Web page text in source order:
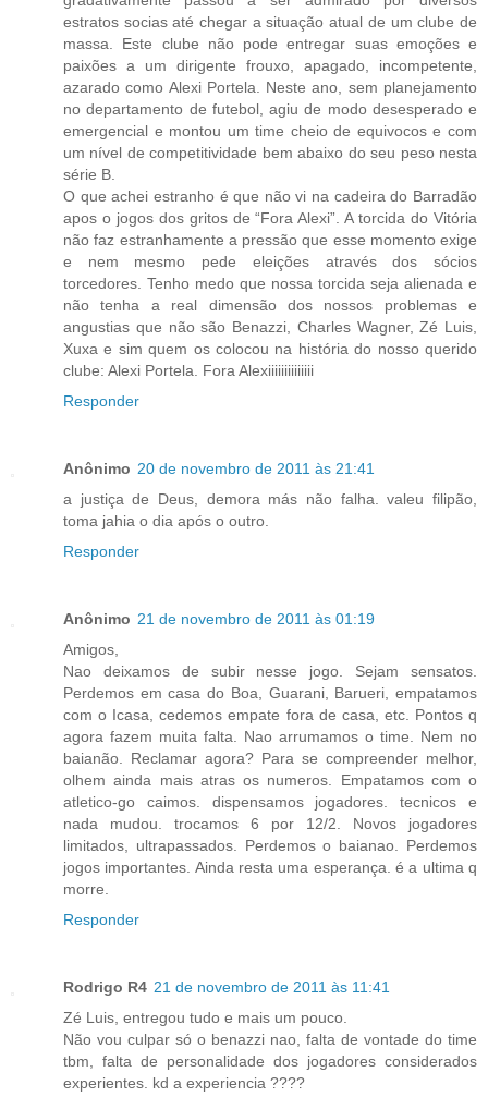
estratos socias até chegar a situação atual de um clube de
massa. Este clube não pode entregar suas emoções e
paixões a um dirigente frouxo, apagado, incompetente,
azarado como Alexi Portela. Neste ano, sem planejamento
no departamento de futebol, agiu de modo desesperado e
emergencial e montou um time cheio de equivocos e com
um nível de competitividade bem abaixo do seu peso nesta
série B.
O que achei estranho é que não vi na cadeira do Barradão
apos o jogos dos gritos de “Fora Alexi”. A torcida do Vitória
não faz estranhamente a pressão que esse momento exige
e nem mesmo pede eleições através dos sócios
torcedores. Tenho medo que nossa torcida seja alienada e
não tenha a real dimensão dos nossos problemas e
angustias que não são Benazzi, Charles Wagner, Zé Luis,
Xuxa e sim quem os colocou na história do nosso querido
clube: Alexi Portela. Fora Alexiiiiiiiiiiiiii
Responder
Anônimo 20 de novembro de 2011 às 21:41
a justiça de Deus, demora más não falha. valeu filipão,
toma jahia o dia após o outro.
Responder
Anônimo 21 de novembro de 2011 às 01:19
Amigos,
Nao deixamos de subir nesse jogo. Sejam sensatos.
Perdemos em casa do Boa, Guarani, Barueri, empatamos
com o Icasa, cedemos empate fora de casa, etc. Pontos q
agora fazem muita falta. Nao arrumamos o time. Nem no
baianão. Reclamar agora? Para se compreender melhor,
olhem ainda mais atras os numeros. Empatamos com o
atletico-go caimos. dispensamos jogadores. tecnicos e
nada mudou. trocamos 6 por 12/2. Novos jogadores
limitados, ultrapassados. Perdemos o baianao. Perdemos
jogos importantes. Ainda resta uma esperança. é a ultima q
morre.
Responder
Rodrigo R4 21 de novembro de 2011 às 11:41
Zé Luis, entregou tudo e mais um pouco.
Não vou culpar só o benazzi nao, falta de vontade do time
tbm, falta de personalidade dos jogadores considerados
experientes. kd a experiencia ????